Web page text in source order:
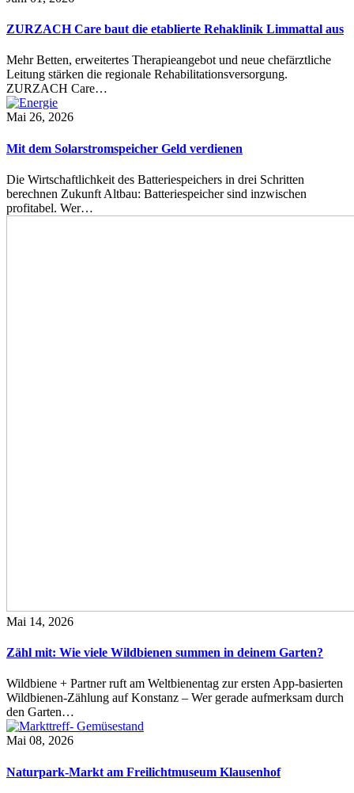
ZURZACH Care baut die etablierte Rehaklinik Limmattal aus
Mehr Betten, erweitertes Therapieangebot und neue chefärztliche
Leitung stärken die regionale Rehabilitationsversorgung.
ZURZACH Care…
Mai 26, 2026
Mit dem Solarstromspeicher Geld verdienen
Die Wirtschaftlichkeit des Batteriespeichers in drei Schritten
berechnen Zukunft Altbau: Batteriespeicher sind inzwischen
profitabel. Wer…
Mai 14, 2026
Zähl mit: Wie viele Wildbienen summen in deinem Garten?
Wildbiene + Partner ruft am Weltbienentag zur ersten App-basierten
Wildbienen-Zählung auf Konstanz – Wer gerade aufmerksam durch
den Garten…
Mai 08, 2026
Naturpark-Markt am Freilichtmuseum Klausenhof